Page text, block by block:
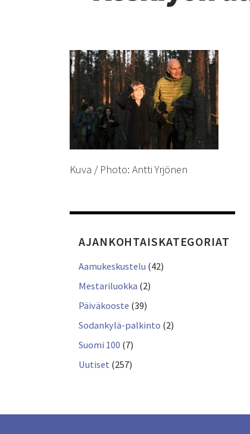
Kuva / Photo: Antti Yrjönen
AJANKOHTAISKATEGORIAT
Aamukeskustelu (42)
Mestariluokka (2)
Päiväkooste (39)
Sodankylä-palkinto (2)
Suomi 100 (7)
Uutiset (257)